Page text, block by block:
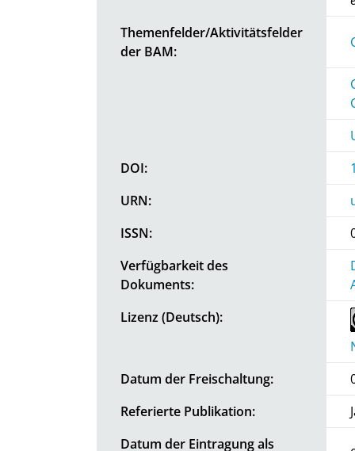
Themenfelder/Aktivitätsfelder
der BAM:
DOI:
URN:
ISSN:
Verfügbarkeit des
Dokuments:
Lizenz (Deutsch):
Datum der Freischaltung:
Referierte Publikation:
Datum der Eintragung als